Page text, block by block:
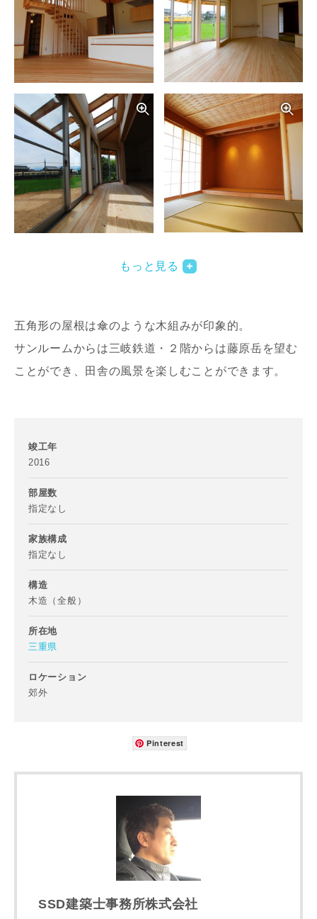
写真を拡大する
写真を拡大する
もっと見る
五角形の屋根は傘のような木組みが印象的。
サンルームからは三岐鉄道・２階からは藤原岳を望む
ことができ、田舎の風景を楽しむことができます。
竣工年
2016
部屋数
指定なし
家族構成
指定なし
構造
木造（全般）
所在地
三重県
ロケーション
郊外
Pinterest
SSD建築士事務所株式会社